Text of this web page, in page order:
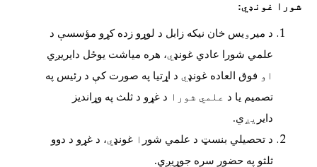
شورا غونډي:
د میر و یس خان نیکه زابل د لوړو زده کړو مؤسسې د
علمي شورا عادي غونډي، هره میاشت یوځل دایریږي
او فوق العاده غونډي د اړتیا په صورت کې د رئیس په
تصمیم یا د علمي شورا د غړو د ثلث په وړاندیز
دایر يږ ي.
د تحصیلي بنسټ د علمي شور ا غونډي، د غړو د دوو
ثلثو په حضور سره جوړیږي.